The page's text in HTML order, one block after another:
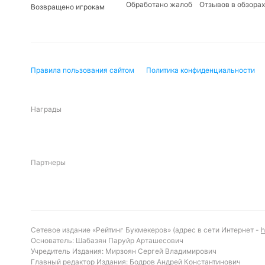
Ключевые аспекты матча
личных встречах добавляет интригу, так как
Прогноз и рекомендации по ставкам
среднюю результативность лиги и высокую
Автор
Возвращено игрокам Обработано жалоб Отзывов в обзорах
Правила пользования сайтом Политика конфиденциальности
Награды
Партнеры
Сетевое издание «Рейтинг Букмекеров» (адрес в сети Интернет -
Основатель: Шабазян Паруйр Арташесович
Учредитель Издания: Мирзоян Сергей Владимирович
Главный редактор Издания: Бодров Андрей Константинович